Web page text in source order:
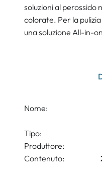
soluzioni al perossido
colorate. Per la
una soluzione All-in-
Nome:
Tipo:
Produttore:
Contenuto: